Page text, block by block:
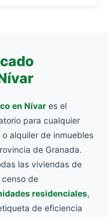
en Nívar es el
para cualquier
alquiler de inmuebles
de Granada.
las viviendas de
de
residenciales,
de eficiencia